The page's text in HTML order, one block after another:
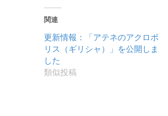
関連
更新情報：「アテネのアクロポ
リス（ギリシャ）」を公開しま
した
類似投稿